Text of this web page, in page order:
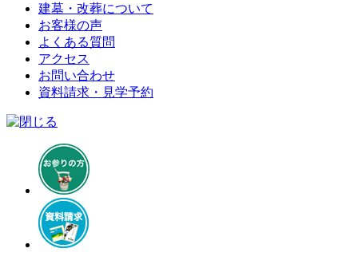
建墓・改葬について
お客様の声
よくある質問
アクセス
お問い合わせ
資料請求・見学予約